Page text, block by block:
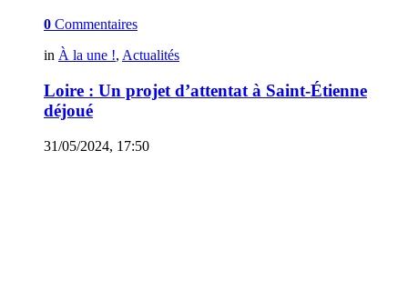
0 Commentaires
in À la une !, Actualités
Loire : Un projet d’attentat à Saint-Étienne
déjoué
31/05/2024, 17:50